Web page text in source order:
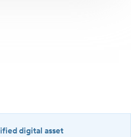
digital asset